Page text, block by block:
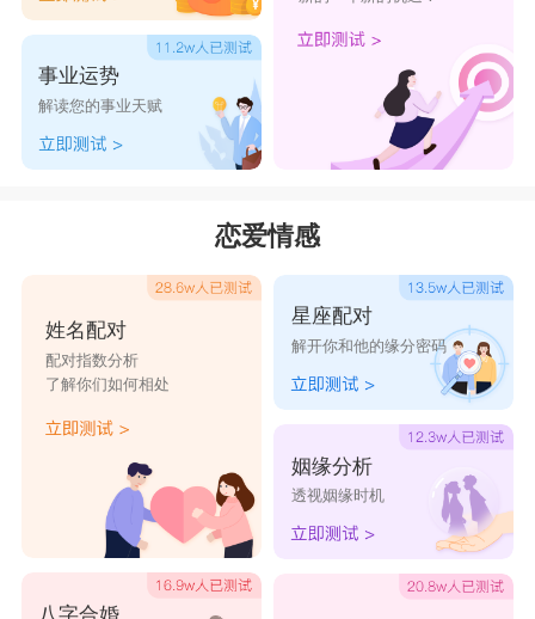
事业运势
解读您的事业天赋
恋爱情感
姓名配对
配对指数分析
了解你们如何相处
星座配对
解开你和他的缘分密码
姻缘分析
透视姻缘时机